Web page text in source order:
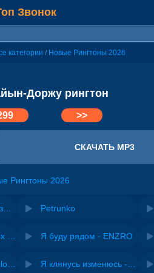
Звонок
категории / Новые Рингтоны 2026
Доржу рингтон
>>
СКАЧАТЬ MP3
Рингтоны 2026
Petrunko
Я буду рядом - ENZRO